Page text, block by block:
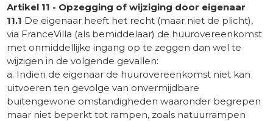
Artikel 11 - Opzegging of wijziging door eigenaar
11.1 De eigenaar heeft het recht (maar niet de plicht),
via FranceVilla (als bemiddelaar) de huurovereenkomst
met onmiddellijke ingang op te zeggen dan wel te
wijzigen in de volgende gevallen:
a. Indien de eigenaar de huurovereenkomst niet kan
uitvoeren ten gevolge van onvermijdbare
buitengewone omstandigheden waaronder begrepen
maar niet beperkt tot rampen, zoals natuurrampen